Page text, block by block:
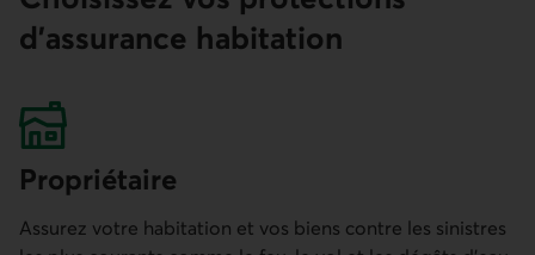
d’assurance habitation
Propriétaire
Assurez votre habitation et vos biens contre les sinistres